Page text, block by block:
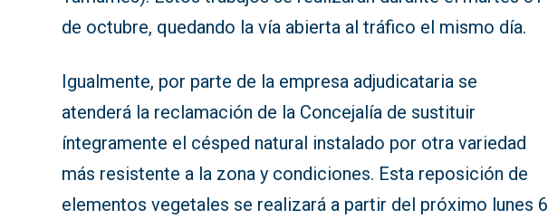
de octubre, quedando la vía abierta al tráfico el mismo día.
Igualmente, por parte de la empresa adjudicataria se
atenderá la reclamación de la Concejalía de sustituir
íntegramente el césped natural instalado por otra variedad
más resistente a la zona y condiciones. Esta reposición de
elementos vegetales se realizará a partir del próximo lunes 6